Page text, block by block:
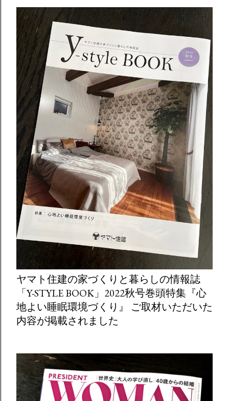
ヤマト住建の家づくりと暮らしの情報誌
「Y-STYLE BOOK」2022秋号巻頭特集『心
地よい睡眠環境づくり』 ご取材いただいた
内容が掲載されました